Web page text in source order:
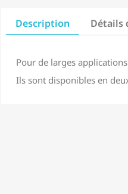
Description Détails
Pour de larges
Ils sont disponibles en